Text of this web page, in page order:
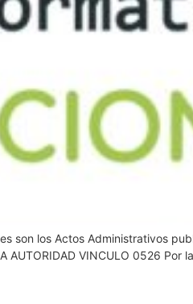
son los Actos Administrativos
AUTORIDAD VINCULO 0526 Por